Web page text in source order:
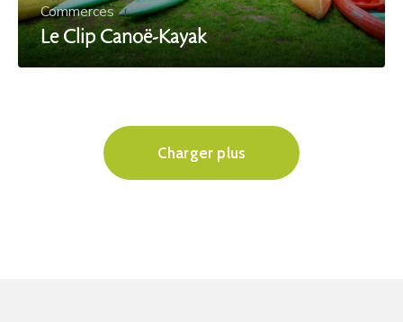
Commerces
Le Clip Canoë-Kayak
Charger plus